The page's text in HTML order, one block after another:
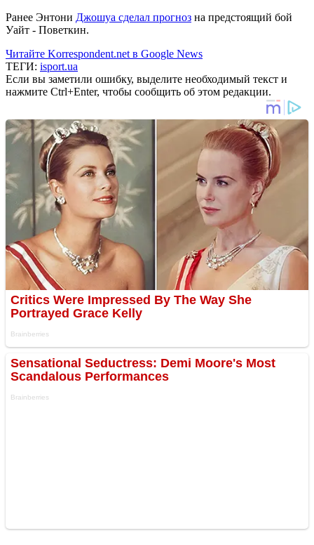
Ранее Энтони Джошуа сделал прогноз на предстоящий бой
Уайт - Поветкин.
Читайте Korrespondent.net в Google News
ТЕГИ: isport.ua
Если вы заметили ошибку, выделите необходимый текст и
нажмите Ctrl+Enter, чтобы сообщить об этом редакции.